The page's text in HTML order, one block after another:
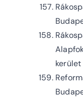
kerület